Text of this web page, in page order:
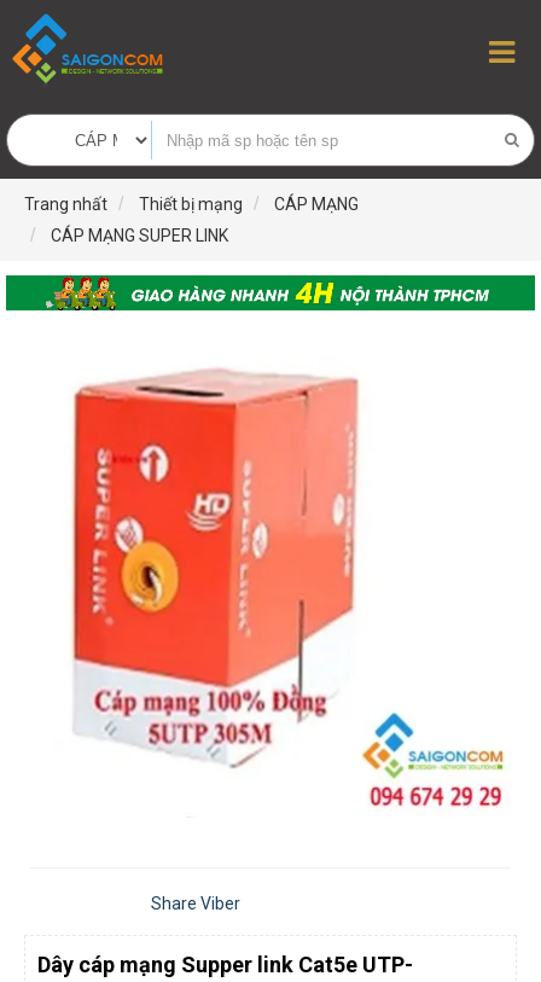
Trang nhất Thiết bị mạng
CÁP MẠNG
CÁP MẠNG SUPER LINK
Share Viber
Dây cáp mạng Supper link Cat5e UTP-